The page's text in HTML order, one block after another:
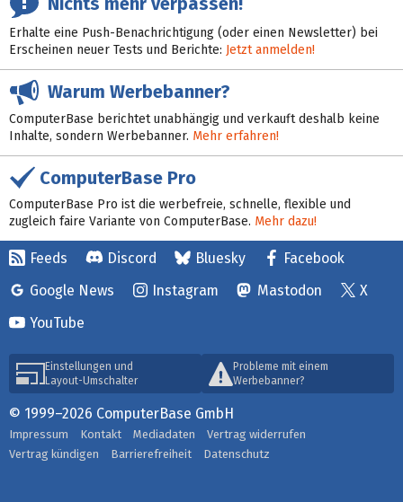
Erhalte eine Push-Benachrichtigung (oder einen Newsletter) bei
Erscheinen neuer Tests und Berichte: Jetzt anmelden!
Warum Werbebanner?
ComputerBase berichtet unabhängig und verkauft deshalb keine
Inhalte, sondern Werbebanner. Mehr erfahren!
ComputerBase Pro
ComputerBase Pro ist die werbefreie, schnelle, flexible und
zugleich faire Variante von ComputerBase. Mehr dazu!
Feeds Discord Bluesky
Facebook
Google News
Instagram Mastodon
X
YouTube
Einstellungen und
Layout-Umschalter
Probleme mit einem
Werbebanner?
© 1999–2026 ComputerBase GmbH
Impressum Kontakt Mediadaten
Vertrag widerrufen
Vertrag kündigen
Barrierefreiheit Datenschutz